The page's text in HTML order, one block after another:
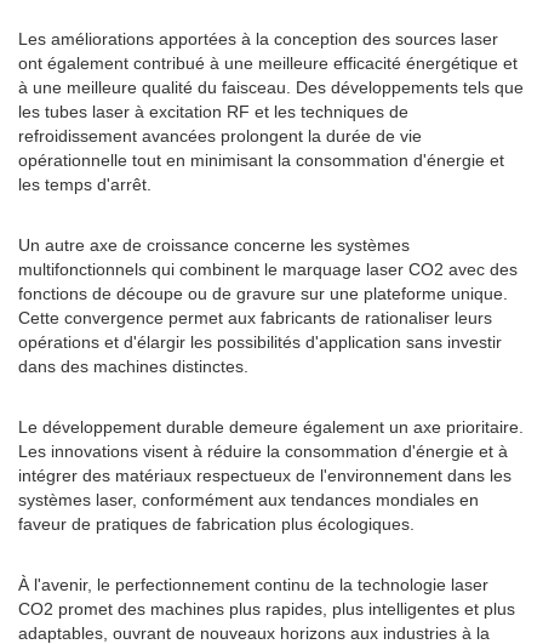
Les améliorations apportées à la conception des sources laser
ont également contribué à une meilleure efficacité énergétique et
à une meilleure qualité du faisceau. Des développements tels que
les tubes laser à excitation RF et les techniques de
refroidissement avancées prolongent la durée de vie
opérationnelle tout en minimisant la consommation d'énergie et
les temps d'arrêt.
Un autre axe de croissance concerne les systèmes
multifonctionnels qui combinent le marquage laser CO2 avec des
fonctions de découpe ou de gravure sur une plateforme unique.
Cette convergence permet aux fabricants de rationaliser leurs
opérations et d'élargir les possibilités d'application sans investir
dans des machines distinctes.
Le développement durable demeure également un axe prioritaire.
Les innovations visent à réduire la consommation d'énergie et à
intégrer des matériaux respectueux de l'environnement dans les
systèmes laser, conformément aux tendances mondiales en
faveur de pratiques de fabrication plus écologiques.
À l'avenir, le perfectionnement continu de la technologie laser
CO2 promet des machines plus rapides, plus intelligentes et plus
adaptables, ouvrant de nouveaux horizons aux industries à la